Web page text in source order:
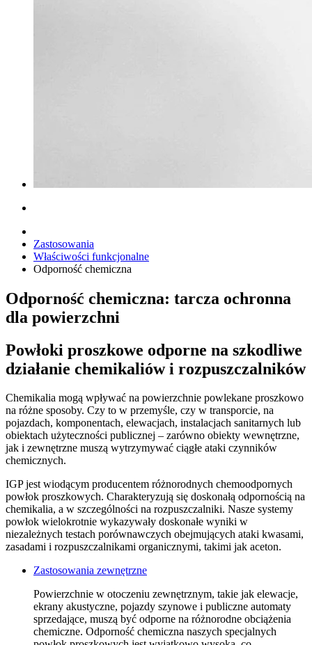
Zastosowania
Właściwości funkcjonalne
Odporność chemiczna
Odporność chemiczna: tarcza ochronna
dla powierzchni
Powłoki proszkowe odporne na szkodliwe
działanie chemikaliów i rozpuszczalników
Chemikalia mogą wpływać na powierzchnie powlekane proszkowo
na różne sposoby. Czy to w przemyśle, czy w transporcie, na
pojazdach, komponentach, elewacjach, instalacjach sanitarnych lub
obiektach użyteczności publicznej – zarówno obiekty wewnętrzne,
jak i zewnętrzne muszą wytrzymywać ciągłe ataki czynników
chemicznych.
IGP jest wiodącym producentem różnorodnych chemoodpornych
powłok proszkowych. Charakteryzują się doskonałą odpornością na
chemikalia, a w szczególności na rozpuszczalniki. Nasze systemy
powłok wielokrotnie wykazywały doskonałe wyniki w
niezależnych testach porównawczych obejmujących ataki kwasami,
zasadami i rozpuszczalnikami organicznymi, takimi jak aceton.
Zastosowania zewnętrzne
Powierzchnie w otoczeniu zewnętrznym, takie jak elewacje,
ekrany akustyczne, pojazdy szynowe i publiczne automaty
sprzedające, muszą być odporne na różnorodne obciążenia
chemiczne. Odporność chemiczna naszych specjalnych